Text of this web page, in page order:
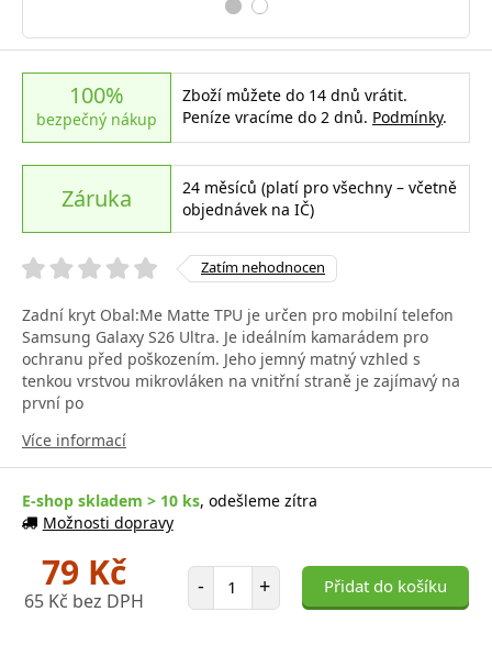
100%
bezpečný nákup
Zboží můžete do 14 dnů vrátit.
Peníze vracíme do 2 dnů. Podmínky.
Záruka
24 měsíců (platí pro všechny – včetně
objednávek na IČ)
Zatím nehodnocen
Zadní kryt Obal:Me Matte TPU je určen pro mobilní telefon
Samsung Galaxy S26 Ultra. Je ideálním kamarádem pro
ochranu před poškozením. Jeho jemný matný vzhled s
tenkou vrstvou mikrovláken na vnitřní straně je zajímavý na
první po
Více informací
E-shop skladem > 10 ks, odešleme zítra
Možnosti dopravy
79 Kč
65 Kč bez DPH
- Počet položek
+ Přidat do košíku